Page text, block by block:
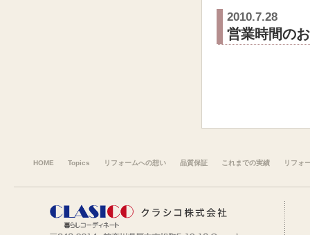
2010.7.28
営業時間の
HOME Topics リフォームへの想い 品質保証 これまでの実績 リフォ